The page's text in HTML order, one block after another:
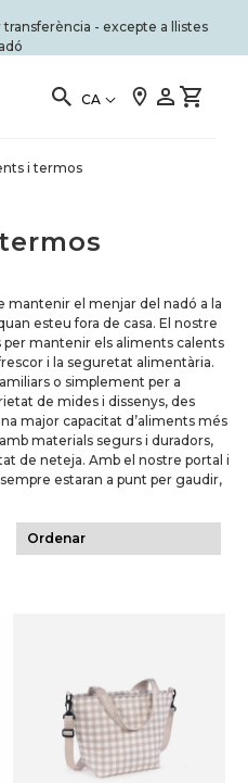
- excepte a llistes
CA
i termos
el menjar del nadó a la
esteu fora de casa. El nostre
mantenir els aliments calents
i la seguretat alimentària.
o simplement per a
de mides i dissenys, des
major capacitat d’aliments més
materials segurs i duradors,
de neteja. Amb el nostre portal i
estaran a punt per gaudir,